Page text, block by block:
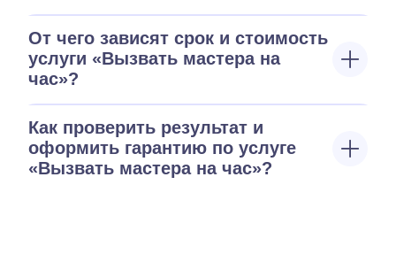
От чего зависят срок и стоимость
услуги «Вызвать мастера на
час»?
Как проверить результат и
оформить гарантию по услуге
«Вызвать мастера на час»?